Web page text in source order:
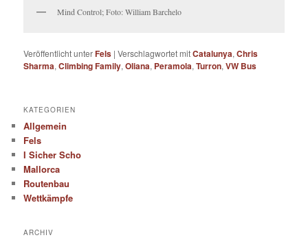
Mind Control; Foto: William Barchelo
Veröffentlicht unterFels |Verschlagwortet mitCatalunya,Chris
Sharma,Climbing Family,Oliana, Peramola,Turron,VW Bus
KATEGORIEN
Allgemein
Fels
I Sicher Scho
Mallorca
Routenbau
Wettkämpfe
ARCHIV